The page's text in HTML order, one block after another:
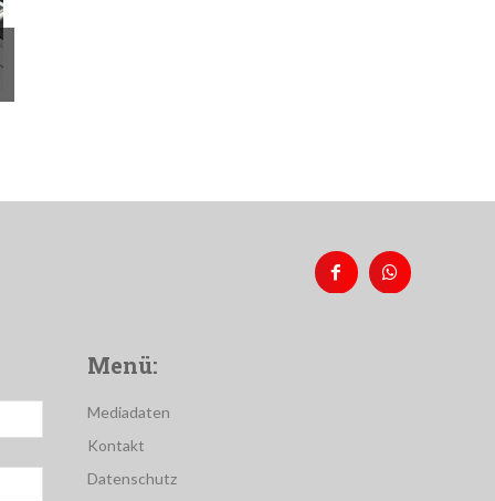
Menü:
Mediadaten
Kontakt
Datenschutz